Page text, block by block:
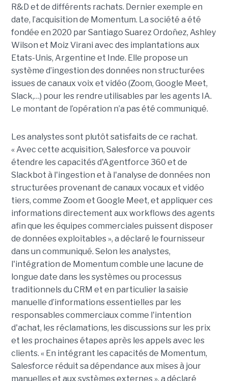
R&D et de différents rachats. Dernier exemple en
date, l’acquisition de Momentum. La société a été
fondée en 2020 par Santiago Suarez Ordoñez, Ashley
Wilson et Moiz Virani avec des implantations aux
Etats-Unis, Argentine et Inde. Elle propose un
système d’ingestion des données non structurées
issues de canaux voix et vidéo (Zoom, Google Meet,
Slack,…) pour les rendre utilisables par les agents IA.
Le montant de l’opération n’a pas été communiqué.
Les analystes sont plutôt satisfaits de ce rachat.
« Avec cette acquisition, Salesforce va pouvoir
étendre les capacités d'Agentforce 360 et de
Slackbot à l'ingestion et à l'analyse de données non
structurées provenant de canaux vocaux et vidéo
tiers, comme Zoom et Google Meet, et appliquer ces
informations directement aux workflows des agents
afin que les équipes commerciales puissent disposer
de données exploitables », a déclaré le fournisseur
dans un communiqué. Selon les analystes,
l'intégration de Momentum comble une lacune de
longue date dans les systèmes ou processus
traditionnels du CRM et en particulier la saisie
manuelle d’informations essentielles par les
responsables commerciaux comme l'intention
d'achat, les réclamations, les discussions sur les prix
et les prochaines étapes après les appels avec les
clients. « En intégrant les capacités de Momentum,
Salesforce réduit sa dépendance aux mises à jour
manuelles et aux systèmes externes », a déclaré